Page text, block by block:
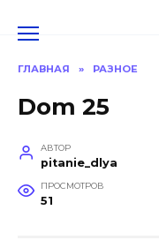
ГЛАВНАЯ » РАЗНОЕ
Dom 25
АВТОР
pitanie_dlya
ПРОСМОТРОВ
51